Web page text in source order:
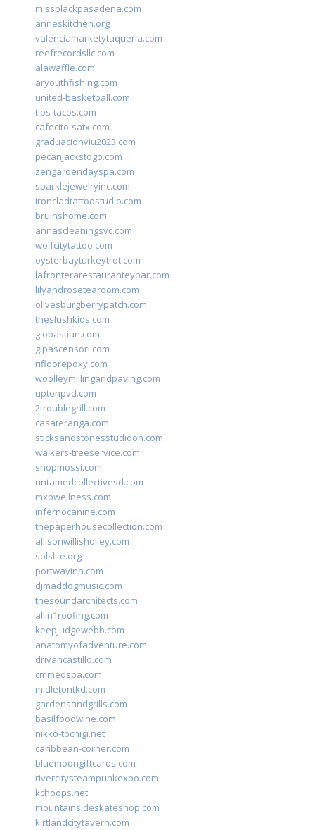
missblackpasadena.com
anneskitchen.org
valenciamarketytaqueria.com
reefrecordsllc.com
alawaffle.com
aryouthfishing.com
united-basketball.com
tios-tacos.com
cafecito-satx.com
graduacionviu2023.com
pecanjackstogo.com
zengardendayspa.com
sparklejewelryinc.com
ironcladtattoostudio.com
bruinshome.com
annascleaningsvc.com
wolfcitytattoo.com
oysterbayturkeytrot.com
lafronterarestauranteybar.com
lilyandrosetearoom.com
olivesburgberrypatch.com
theslushkids.com
giobastian.com
glpascensori.com
rifloorepoxy.com
woolleymillingandpaving.com
uptonpvd.com
2troublegrill.com
casateranga.com
sticksandstonesstudiooh.com
walkers-treeservice.com
shopmossi.com
untamedcollectivesd.com
mxpwellness.com
infernocanine.com
thepaperhousecollection.com
allisonwillisholley.com
solslite.org
portwayinn.com
djmaddogmusic.com
thesoundarchitects.com
allin1roofing.com
keepjudgewebb.com
anatomyofadventure.com
drivancastillo.com
cmmedspa.com
midletontkd.com
gardensandgrills.com
basilfoodwine.com
nikko-tochigi.net
caribbean-corner.com
bluemoongiftcards.com
rivercitysteampunkexpo.com
kchoops.net
mountainsideskateshop.com
kirtlandcitytavern.com